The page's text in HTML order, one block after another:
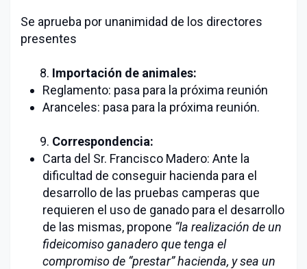
Se aprueba por unanimidad de los directores
presentes
8. Importación de animales:
Reglamento: pasa para la próxima reunión
Aranceles: pasa para la próxima reunión.
9. Correspondencia:
Carta del Sr. Francisco Madero: Ante la
dificultad de conseguir hacienda para el
desarrollo de las pruebas camperas que
requieren el uso de ganado para el desarrollo
de las mismas, propone “la realización de un
fideicomiso ganadero que tenga el
compromiso de “prestar” hacienda, y sea un